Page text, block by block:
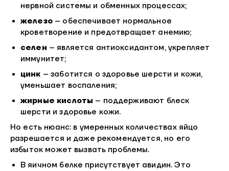
нервной системы и обменных процессах;
железо– обеспечивает нормальное
кроветворение и предотвращает анемию;
селен – является антиоксидантом, укрепляет
иммунитет;
цинк – заботится о здоровье шерсти и кожи,
уменьшает воспаления;
жирные кислоты – поддерживают блеск
шерсти и здоровье кожи.
Но есть нюанс: в умеренных количествах яйцо
разрешается и даже рекомендуется, но его
избыток может вызвать проблемы.
В яичном белке присутствует авидин. Это